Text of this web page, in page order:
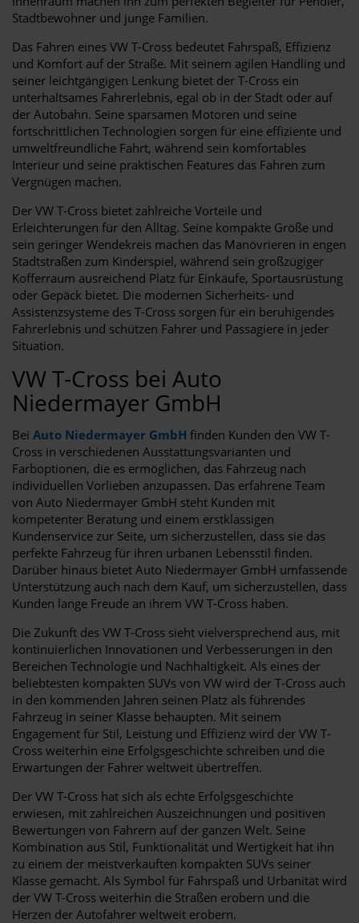
Stadtbewohner und junge Familien.
Das Fahren eines VW T-Cross bedeutet Fahrspaß, Effizienz
und Komfort auf der Straße. Mit seinem agilen Handling und
seiner leichtgängigen Lenkung bietet der T-Cross ein
unterhaltsames Fahrerlebnis, egal ob in der Stadt oder auf
der Autobahn. Seine sparsamen Motoren und seine
fortschrittlichen Technologien sorgen für eine effiziente und
umweltfreundliche Fahrt, während sein komfortables
Interieur und seine praktischen Features das Fahren zum
Vergnügen machen.
Der VW T-Cross bietet zahlreiche Vorteile und
Erleichterungen für den Alltag. Seine kompakte Größe und
sein geringer Wendekreis machen das Manövrieren in engen
Stadtstraßen zum Kinderspiel, während sein großzügiger
Kofferraum ausreichend Platz für Einkäufe, Sportausrüstung
oder Gepäck bietet. Die modernen Sicherheits- und
Assistenzsysteme des T-Cross sorgen für ein beruhigendes
Fahrerlebnis und schützen Fahrer und Passagiere in jeder
Situation.
VW T-Cross bei Auto
Niedermayer GmbH
Bei Auto Niedermayer GmbH finden Kunden den VW T-
Cross in verschiedenen Ausstattungsvarianten und
Farboptionen, die es ermöglichen, das Fahrzeug nach
individuellen Vorlieben anzupassen. Das erfahrene Team
von Auto Niedermayer GmbH steht Kunden mit
kompetenter Beratung und einem erstklassigen
Kundenservice zur Seite, um sicherzustellen, dass sie das
perfekte Fahrzeug für ihren urbanen Lebensstil finden.
Darüber hinaus bietet Auto Niedermayer GmbH umfassende
Unterstützung auch nach dem Kauf, um sicherzustellen, dass
Kunden lange Freude an ihrem VW T-Cross haben.
Die Zukunft des VW T-Cross sieht vielversprechend aus, mit
kontinuierlichen Innovationen und Verbesserungen in den
Bereichen Technologie und Nachhaltigkeit. Als eines der
beliebtesten kompakten SUVs von VW wird der T-Cross auch
in den kommenden Jahren seinen Platz als führendes
Fahrzeug in seiner Klasse behaupten. Mit seinem
Engagement für Stil, Leistung und Effizienz wird der VW T-
Cross weiterhin eine Erfolgsgeschichte schreiben und die
Erwartungen der Fahrer weltweit übertreffen.
Der VW T-Cross hat sich als echte Erfolgsgeschichte
erwiesen, mit zahlreichen Auszeichnungen und positiven
Bewertungen von Fahrern auf der ganzen Welt. Seine
Kombination aus Stil, Funktionalität und Wertigkeit hat ihn
zu einem der meistverkauften kompakten SUVs seiner
Klasse gemacht. Als Symbol für Fahrspaß und Urbanität wird
der VW T-Cross weiterhin die Straßen erobern und die
Herzen der Autofahrer weltweit erobern.